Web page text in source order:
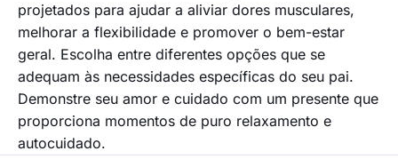
projetados para ajudar a aliviar dores musculares,
melhorar a flexibilidade e promover o bem-estar
geral. Escolha entre diferentes opções que se
adequam às necessidades específicas do seu pai.
Demonstre seu amor e cuidado com um presente que
proporciona momentos de puro relaxamento e
autocuidado.